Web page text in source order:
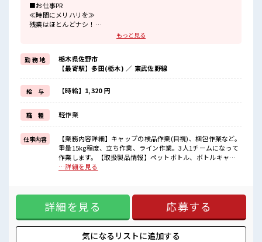
■お仕事PR
≪時間にメリハリを≫
残業はほとんどナシ！
場合によってはお願いすることもあります♪
明るすぎたり奇抜でなければ基本的に自由！
(規定有)≪動きやすい制服アリ≫
制服があるので、
毎日の服装の悩み解消♪
≪未経験でも活躍できる≫
新しいことにチャレンジするのは不安だけど、
しっかり働く環境が整っています！
イチからスキルUP・ステップUP目指していきましょう！
≪収入アップを目指せる≫
高時給だらけの派遣のお仕事です！
■職場の雰囲気
髪型にこだわりのあるアナタは必見！
社会人経験が浅くてもOK！
ここから経験積んでいきましょ！
残業はほとんどありません！
もっと見る
勤 務 地
栃木県佐野市
【最寄駅】多田(栃木) ／ 東武佐野線
給 与 【時給】1,320 円
職 種 軽作業
仕事内容
【業務内容詳細】キャップの検品作業(目視)、梱包作業など。
重量15kg程度、立ち作業、ライン作業。3人1チームになって
作業します。【取扱製品情報】ペットボトル、ボトルキャッ
プ ■お仕事PR ≪時間にメリハリを≫ 残業はほとんどナシ！
(規定有)≪動きやすい制服アリ≫ 制服があるので、 毎日の服
装の悩み解消♪ ≪未経験でも活躍できる≫ 新しいことにチャ
レンジするのは不安だけど、 しっかり働く環境が整っていま
す！ イチからスキルUP・ステップUP目指していきましょ
う！ ≪収入アップを目指せる≫ 高時給だらけの派遣のお仕事
…詳細を見る
詳細を見る 応募する
気になるリストに追加する